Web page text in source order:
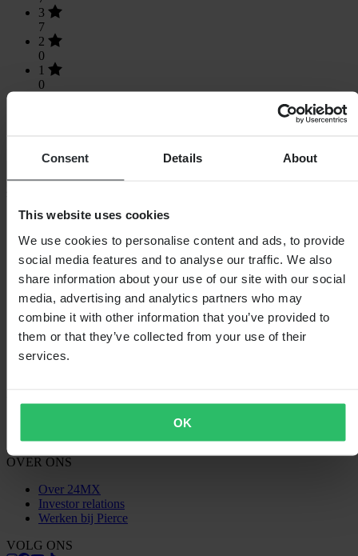
Consent Details About
This website uses cookies
We use cookies to personalise content and ads, to provide
social media features and to analyse our traffic. We also
share information about your use of our site with our social
media, advertising and analytics partners who may
combine it with other information that you’ve provided to
them or that they’ve collected from your use of their
services.
OK
3
7
2
0
1
0
SHOPPEN
Algemene Voorwaarden
Verzending & levering
Betaling
Retourneren
Herroepingsrecht
Informatie over recycling
Claims & klachten
Bestelstatus
OVER ONS
Over 24MX
Investor relations
Werken bij Pierce
VOLG ONS